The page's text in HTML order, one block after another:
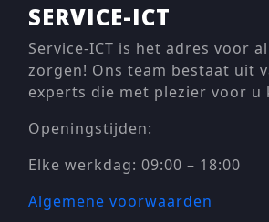
SERVICE-ICT
Service-ICT is het adres voor
zorgen! Ons team bestaat uit
experts die met plezier voor u
Openingstijden:
Elke werkdag: 09:00 – 18:00
Algemene voorwaarden